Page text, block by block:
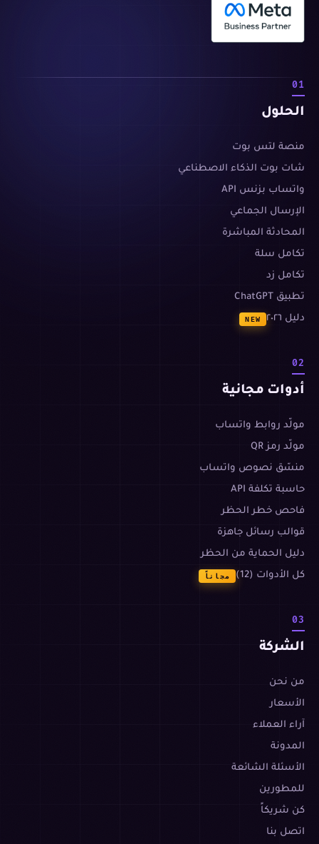
01
الحلول
منصة لتس بوت
شات بوت الذكاء الاصطناعي
واتساب بزنس API
الإرسال الجماعي
المحادثة المباشرة
تكامل سلة
تكامل زد
تطبيق ChatGPT
دليل ٢٠٢٦
NEW
02
أدوات مجانية
مولّد روابط واتساب
مولّد رمز QR
منسّق نصوص واتساب
حاسبة تكلفة API
فاحص خطر الحظر
قوالب رسائل جاهزة
دليل الحماية من الحظر
كل الأدوات (12)
مجاناً
03
الشركة
من نحن
الأسعار
آراء العملاء
المدونة
الأسئلة الشائعة
للمطورين
كن شريكاً
اتصل بنا